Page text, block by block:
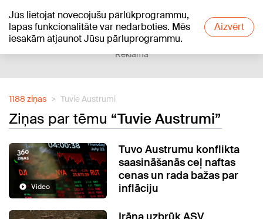
Jūs lietojat novecojušu pārlūkprogrammu,
lapas funkcionalitāte var nedarboties. Mēs
iesakām atjaunot Jūsu pārluprogrammu.
Aizvērt
+17°C
Reklāma
1188 ziņas Tuvie Austrumi
Ziņas par tēmu “Tuvie Austrumi”
Video
Tuvo Austrumu konflikta
saasināšanās ceļ naftas
cenas un rada bažas par
inflāciju